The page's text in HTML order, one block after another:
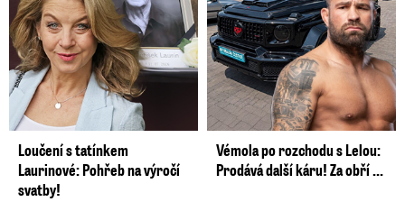
Loučení s tatínkem
Laurinové: Pohřeb na výročí
svatby!
Vémola po rozchodu s Lelou:
Prodává další káru! Za obří ...